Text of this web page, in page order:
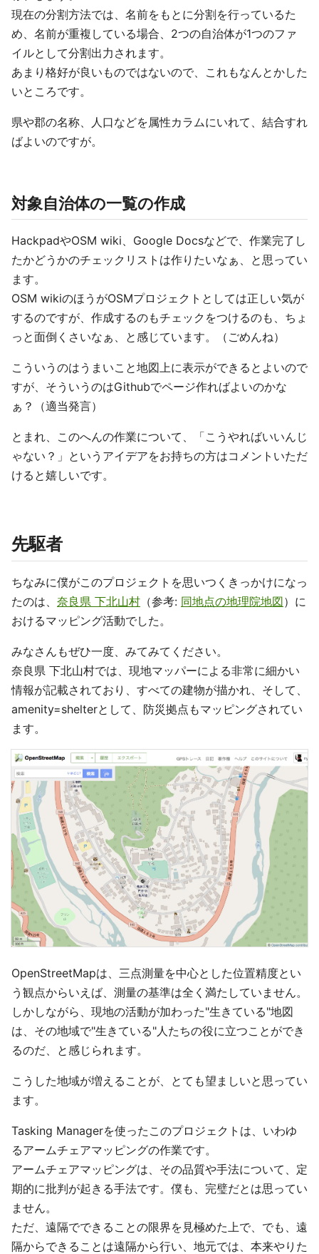
現在の分割方法では、名前をもとに分割を行っているた
め、名前が重複している場合、2つの自治体が1つのファ
イルとして分割出力されます。
あまり格好が良いものではないので、これもなんとかした
いところです。
県や郡の名称、人口などを属性カラムにいれて、結合すれ
ばよいのですが。
対象自治体の一覧の作成
HackpadやOSM wiki、Google Docsなどで、作業完了し
たかどうかのチェックリストは作りたいなぁ、と思ってい
ます。
OSM wikiのほうがOSMプロジェクトとしては正しい気が
するのですが、作成するのもチェックをつけるのも、ちょ
っと面倒くさいなぁ、と感じています。（ごめんね）
こういうのはうまいこと地図上に表示ができるとよいので
すが、そういうのはGithubでページ作ればよいのかな
ぁ？（適当発言）
とまれ、このへんの作業について、「こうやればいいんじ
ゃない？」というアイデアをお持ちの方はコメントいただ
けると嬉しいです。
先駆者
ちなみに僕がこのプロジェクトを思いつくきっかけになっ
たのは、 奈良県 下北山村 （参考: 同地点の地理院地図）に
おけるマッピング活動でした。
みなさんもぜひ一度、みてみてください。
奈良県 下北山村では、現地マッパーによる非常に細かい
情報が記載されており、すべての建物が描かれ、そして、
amenity=shelterとして、防災拠点もマッピングされてい
ます。
OpenStreetMapは、三点測量を中心とした位置精度とい
う観点からいえば、測量の基準は全く満たしていません。
しかしながら、現地の活動が加わった"生きている"地図
は、その地域で"生きている"人たちの役に立つことができ
るのだ、と感じられます。
こうした地域が増えることが、とても望ましいと思ってい
ます。
Tasking Managerを使ったこのプロジェクトは、いわゆ
るアームチェアマッピングの作業です。
アームチェアマッピングは、その品質や手法について、定
期的に批判が起きる手法です。僕も、完璧だとは思ってい
ません。
ただ、遠隔でできることの限界を見極めた上で、でも、遠
隔からできることは遠隔から行い、地元では、本来やりた